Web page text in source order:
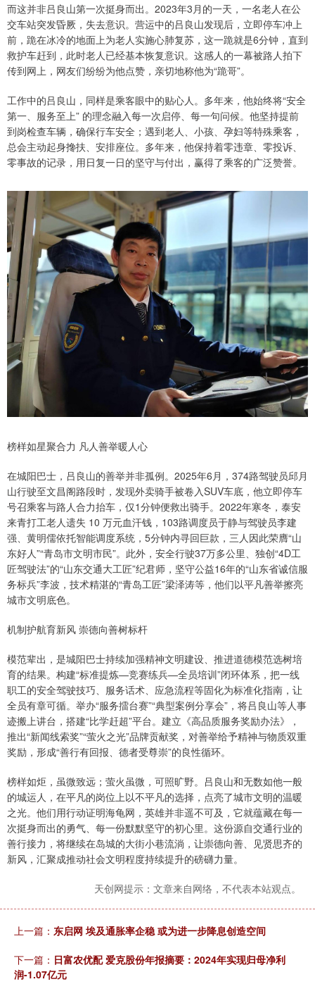
而这并非吕良山第一次挺身而出。2023年3月的一天，一名老人在公
交车站突发昏厥，失去意识。营运中的吕良山发现后，立即停车冲上
前，跪在冰冷的地面上为老人实施心肺复苏，这一跪就是6分钟，直到
救护车赶到，此时老人已经基本恢复意识。这感人的一幕被路人拍下
传到网上，网友们纷纷为他点赞，亲切地称他为“跪哥”。
工作中的吕良山，同样是乘客眼中的贴心人。多年来，他始终将“安全
第一、服务至上” 的理念融入每一次启停、每一句问候。他坚持提前
到岗检查车辆，确保行车安全；遇到老人、小孩、孕妇等特殊乘客，
总会主动起身搀扶、安排座位。多年来，他保持着零违章、零投诉、
零事故的记录，用日复一日的坚守与付出，赢得了乘客的广泛赞誉。
榜样如星聚合力 凡人善举暖人心
在城阳巴士，吕良山的善举并非孤例。2025年6月，374路驾驶员邱月
山行驶至文昌阁路段时，发现外卖骑手被卷入SUV车底，他立即停车
号召乘客与路人合力抬车，仅1分钟便救出骑手。2022年寒冬，泰安
来青打工老人遗失 10 万元血汗钱，103路调度员于静与驾驶员李建
强、黄明儒依托智能调度系统，5分钟内寻回巨款，三人因此荣膺“山
东好人”“青岛市文明市民”。此外，安全行驶37万多公里、独创“4D工
匠驾驶法”的“山东交通大工匠”纪君师，坚守公益16年的“山东省诚信服
务标兵”李波，技术精湛的“青岛工匠”梁泽涛等，他们以平凡善举擦亮
城市文明底色。
机制护航育新风 崇德向善树标杆
模范辈出，是城阳巴士持续加强精神文明建设、推进道德模范选树培
育的结果。构建“标准提炼—竞赛练兵—全员培训”闭环体系，把一线
职工的安全驾驶技巧、服务话术、应急流程等固化为标准化指南，让
全员有章可循。举办“服务擂台赛”“典型案例分享会”，将吕良山等人事
迹搬上讲台，搭建“比学赶超”平台。建立《高品质服务奖励办法》，
推出“新闻线索奖”“萤火之光”品牌贡献奖，对善举给予精神与物质双重
奖励，形成“善行有回报、德者受尊崇”的良性循环。
榜样如炬，虽微致远；萤火虽微，可照旷野。吕良山和无数如他一般
的城运人，在平凡的岗位上以不平凡的选择，点亮了城市文明的温暖
之光。他们用行动证明海龟网，英雄并非遥不可及，它就蕴藏在每一
次挺身而出的勇气、每一份默默坚守的初心里。这份源自交通行业的
善行接力，将继续在岛城的大街小巷流淌，让崇德向善、见贤思齐的
新风，汇聚成推动社会文明程度持续提升的磅礴力量。
天创网提示：文章来自网络，不代表本站观点。
上一篇： 东启网 埃及通胀率企稳 或为进一步降息创造空间
下一篇： 日富农优配 爱克股份年报摘要：2024年实现归母净利
润-1.07亿元